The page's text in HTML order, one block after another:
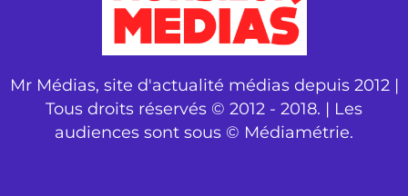
Mr Médias, site d'actualité médias depuis 2012 |
Tous droits réservés © 2012 - 2018. | Les
audiences sont sous © Médiamétrie.